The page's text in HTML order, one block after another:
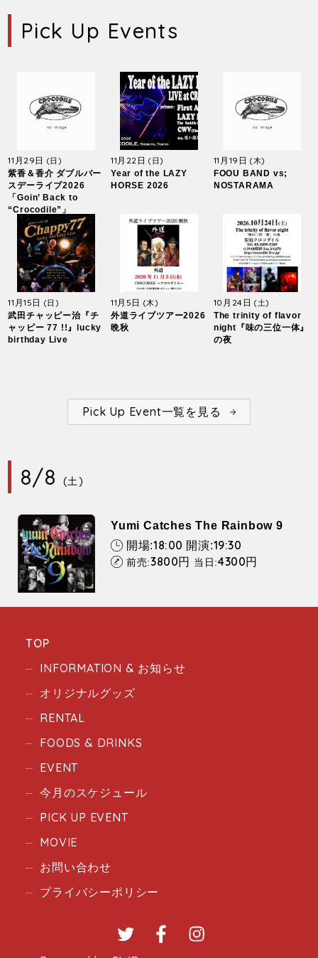
Pick Up Events
11月29日 (日)
紫香＆香介 ダブルバー
スデーライブ2026
「Goin’ Back to
“Crocodile”」
11月22日(日)
Year of the LAZY
HORSE 2026
11月19日 (木)
FOOU BAND vs;
NOSTARAMA
11月15日 (日)
武田チャッピー治『チ
ャッピー 77 !!』lucky
birthday Live
11月5日 (木)
外道ライブツアー2026
晩秋
10月24日 (土)
The trinity of flavor
night『味の三位一体』
の夜
Pick Up Event一覧を見る
8/8 (土)
Yumi Catches The Rainbow 9
開場:18:00 開演:19:30
前売:3800円 当日:4300円
TOP
INFORMATION & お知らせ
オリジナルグッズ
RENTAL
FOODS & DRINKS
EVENT
今月のスケジュール
PICK UP EVENT
MOVIE
お問い合わせ
プライバシーポリシー
Twitter Facebook